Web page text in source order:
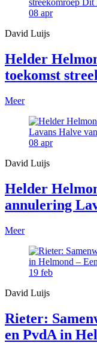
08 apr
David Luijs
Helder
toekomst
Meer
08 apr
David Luijs
Helder
annulering
Meer
19 feb
David Luijs
Rieter:
en PvdA in